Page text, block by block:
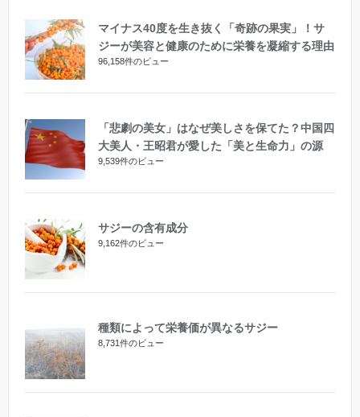
マイナス40度を生き抜く「奇跡の果実」！サ
ジーが美容と健康のために栄養を凝縮する理由
96,158件のビュー
「悲劇の美女」はなぜ美しさを保てた？中国四
大美人・王昭君が愛した「美と生命力」の源
9,539件のビュー
サジーの含有成分
9,162件のビュー
種類によって栄養価が異なるサジー
8,731件のビュー